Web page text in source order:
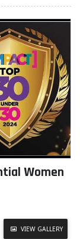
Women
VIEW GALLERY